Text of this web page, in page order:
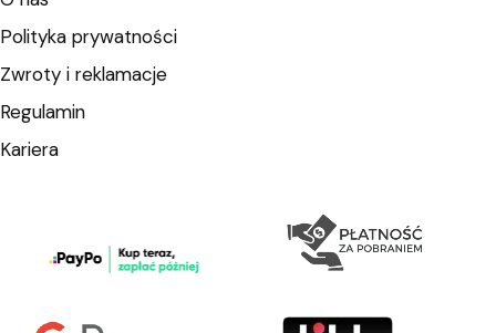
Polityka prywatności
Zwroty i reklamacje
Regulamin
Kariera